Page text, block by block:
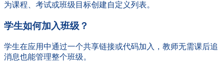
为课程、考试或班级目标创建自定义列表。
学生如何加入班级？
学生在应用中通过一个共享链接或代码加入，教师无需课后追
消息也能管理整个班级。